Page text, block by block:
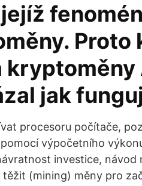
Proto
jak
procesoru počítače,
výpočetního
investice, návod
(mining) měny pro